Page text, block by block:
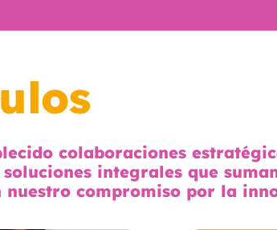
colaboraciones
integrales que
nuestro compromiso por la